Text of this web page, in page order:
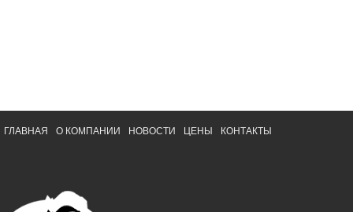
ГЛАВНАЯ О КОМПАНИИ НОВОСТИ ЦЕНЫ КОНТАКТЫ